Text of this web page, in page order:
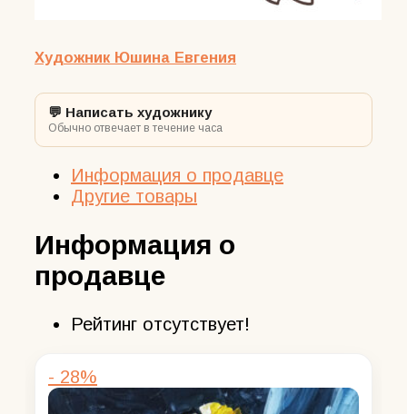
Художник Юшина Евгения
💬 Написать художнику
Обычно отвечает в течение часа
Информация о продавце
Другие товары
Информация о
продавце
Рейтинг отсутствует!
- 28%